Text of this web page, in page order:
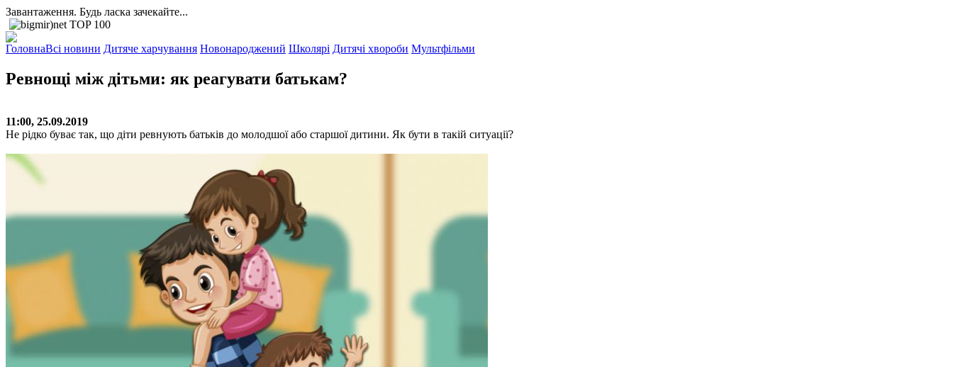
Завантаження. Будь ласка зачекайте...
ГоловнаВсі новини Дитяче харчування Новонароджений Школярі Дитячі хвороби Мультфільми
Ревнощі між дітьми: як реагувати батькам?
11:00, 25.09.2019
Не рідко буває так, що діти ревнують батьків до молодшої або старшої дитини. Як бути в такій ситуації?